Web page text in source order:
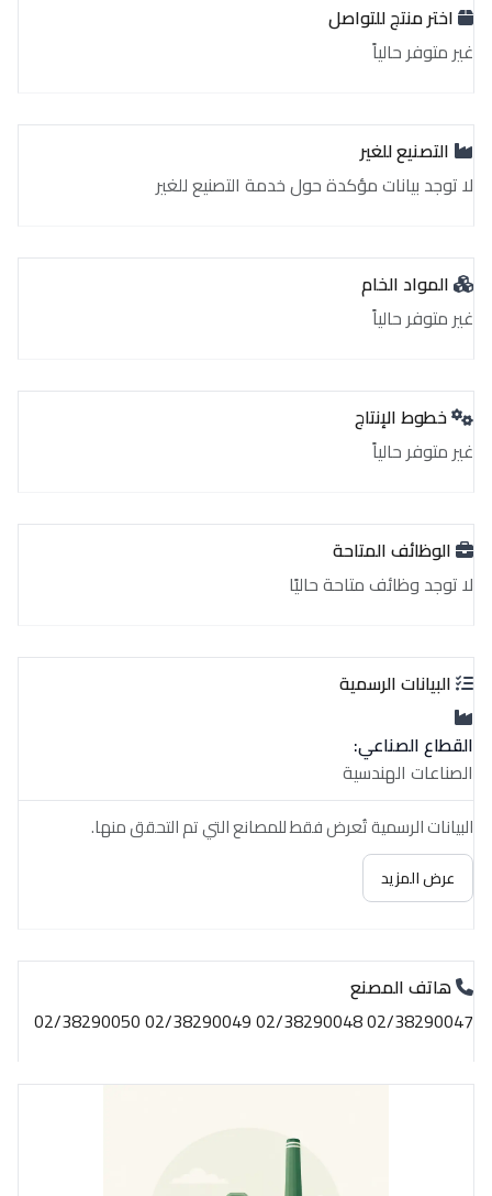
اختر منتج للتواصل
غير متوفر حالياً
التصنيع للغير
لا توجد بيانات مؤكدة حول خدمة التصنيع للغير
المواد الخام
غير متوفر حالياً
خطوط الإنتاج
غير متوفر حالياً
الوظائف المتاحة
لا توجد وظائف متاحة حاليًا
البيانات الرسمية
القطاع الصناعي:
الصناعات الهندسية
البيانات الرسمية تُعرض فقط للمصانع التي تم التحقق منها.
عرض المزيد
هاتف المصنع
02/38290047 02/38290048 02/38290049 02/38290050